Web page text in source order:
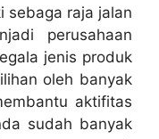
sebaga raja jalan
perusahaan
jenis produk
oleh banyak
aktifitas
sudah banyak